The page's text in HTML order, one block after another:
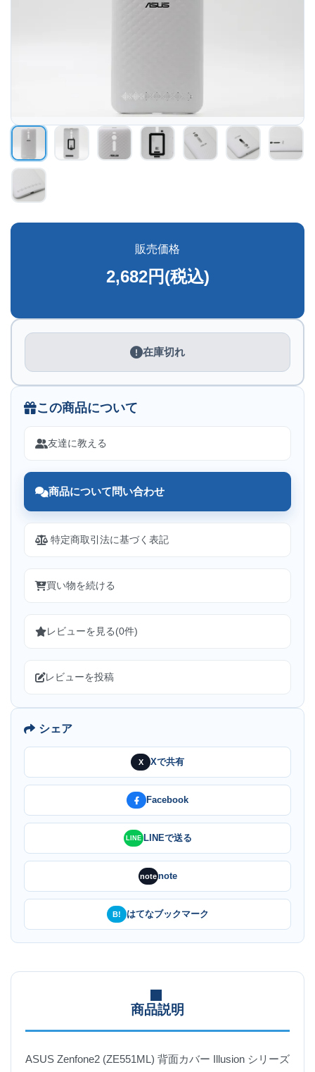
販売価格
2,682円(税込)
在庫切れ
この商品について
友達に教える
商品について問い合わせ
特定商取引法に基づく表記
買い物を続ける
レビューを見る(0件)
レビューを投稿
シェア
X Xで共有
Facebook
LINE LINEで送る
notenote
B! はてなブックマーク
商品説明
ASUS Zenfone2 (ZE551ML) 背面カバー Illusion シリーズ